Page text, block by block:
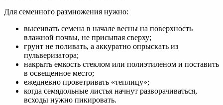
Для семенного размножения нужно:
высеивать семена в начале весны на поверхность
влажной почвы, не присыпая сверху;
грунт не поливать, а аккуратно опрыскать из
пульверизатора;
накрыть емкость стеклом или полиэтиленом и поставить
в освещенное место;
ежедневно проветривать «теплицу»;
когда семядольные листья начнут разворачиваться,
всходы нужно пикировать.